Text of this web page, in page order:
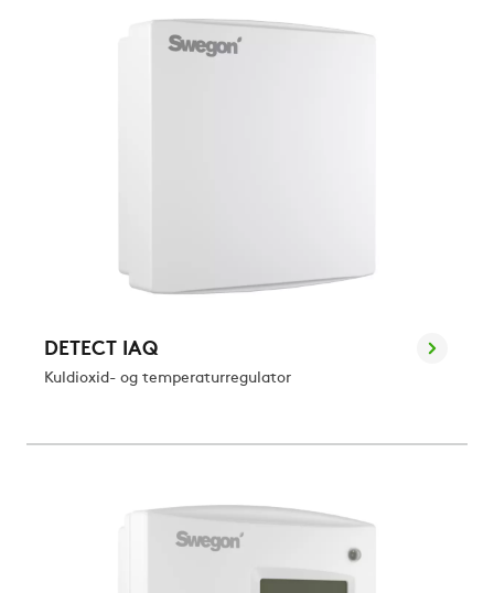
DETECT IAQ
Kuldioxid- og temperaturregulator